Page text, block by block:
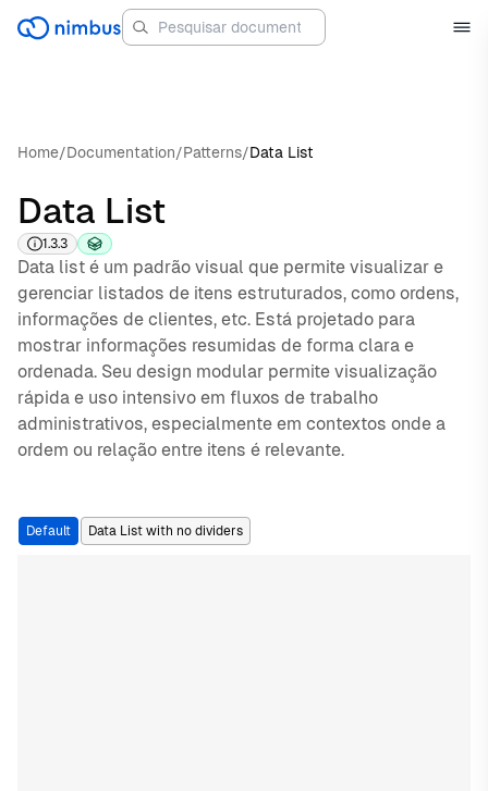
Home/Documentation/Patterns/Data List
Data List
1.3.3
Data list é um padrão visual que permite visualizar e
gerenciar listados de itens estruturados, como ordens,
informações de clientes, etc. Está projetado para
mostrar informações resumidas de forma clara e
ordenada. Seu design modular permite visualização
rápida e uso intensivo em fluxos de trabalho
administrativos, especialmente em contextos onde a
ordem ou relação entre itens é relevante.
Default Data List with no dividers